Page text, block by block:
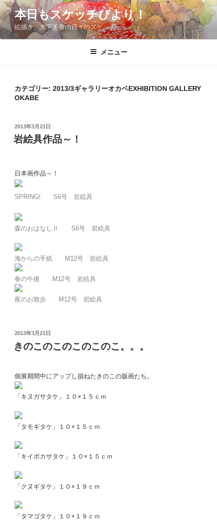
コ
ン
テ
ン
本日もスケッチびより！
絵描き、木下美香の日々のスケッチ
メニュー
カテゴリー: 2013/3ギャラリーオカベEXHIBITION GALLERY
OKABE
投
稿
日:
2013年3月21日
岩絵具作品～！
日本画作品～！
SPRING! S6号 岩絵具
森のおはなしⅡ S6号 岩絵具
海からの手紙 M12号 岩絵具
春の午後 M12号 岩絵具
夜のお散歩 M12号 岩絵具
投
稿
日:
2013年3月21日
きのこのこのこのこのこ。。。
個展期間中にアップし損ねたきのこの版画たち。
「キヌガサタケ」１０×１５ｃｍ
「タモギタケ」１０×１５ｃｍ
「キイボカサタケ」１０×１５ｃｍ
「クヌギタケ」１０×１９ｃｍ
「タマゴタケ」１０×１９ｃｍ